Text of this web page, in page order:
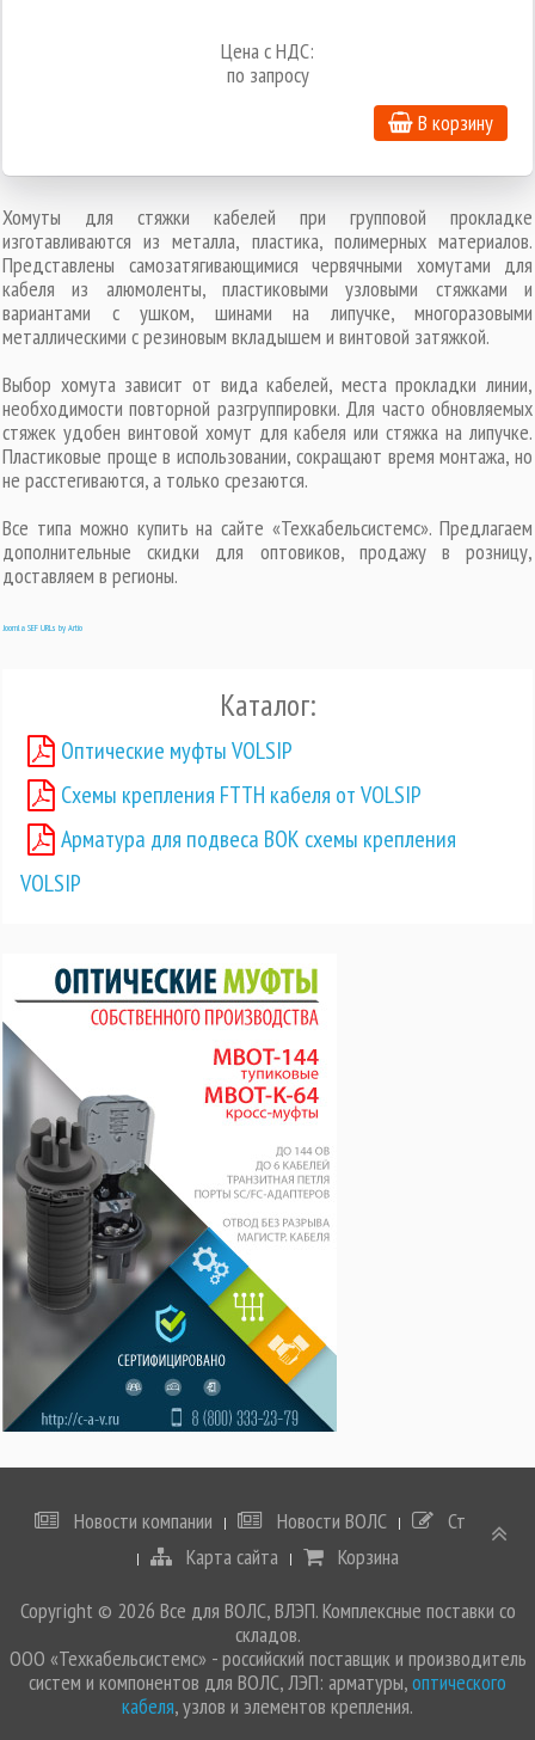
Цена с НДС:
по запросу
В корзину
Хомуты для стяжки кабелей при групповой прокладке
изготавливаются из металла, пластика, полимерных материалов.
Представлены самозатягивающимися червячными хомутами для
кабеля из алюмоленты, пластиковыми узловыми стяжками и
вариантами с ушком, шинами на липучке, многоразовыми
металлическими с резиновым вкладышем и винтовой затяжкой.
Выбор хомута зависит от вида кабелей, места прокладки линии,
необходимости повторной разгруппировки. Для часто обновляемых
стяжек удобен винтовой хомут для кабеля или стяжка на липучке.
Пластиковые проще в использовании, сокращают время монтажа, но
не расстегиваются, а только срезаются.
Все типа можно купить на сайте «Техкабельсистемс». Предлагаем
дополнительные скидки для оптовиков, продажу в розницу,
доставляем в регионы.
Joomla SEF URLs by Artio
Каталог:
Оптические муфты VOLSIP
Схемы крепления FTTH кабеля от VOLSIP
Арматура для подвеса ВОК схемы крепления
VOLSIP
Новости компании Новости ВОЛС
Статьи
Карта сайта
Корзина
Copyright © 2026 Все для ВОЛС, ВЛЭП. Комплексные поставки со
складов.
ООО «Техкабельсистемс» - российский поставщик и производитель
систем и компонентов для ВОЛС, ЛЭП: арматуры,оптического
кабеля, узлов и элементов крепления.